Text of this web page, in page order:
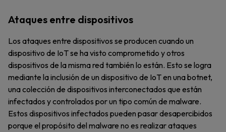
Ataques entre dispositivos
Los ataques entre dispositivos se producen cuando un
dispositivo de IoT se ha visto comprometido y otros
dispositivos de la misma red también lo están. Esto se logra
mediante la inclusión de un dispositivo de IoT en una botnet,
una colección de dispositivos interconectados que están
infectados y controlados por un tipo común de malware.
Estos dispositivos infectados pueden pasar desapercibidos
porque el propósito del malware no es realizar ataques